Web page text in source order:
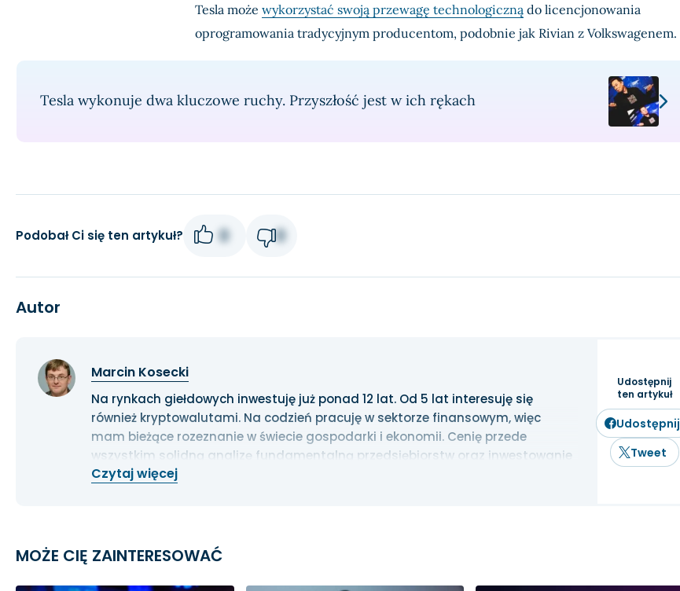
Tesla może wykorzystać swoją przewagę technologiczną do licencjonowania
oprogramowania tradycyjnym producentom, podobnie jak Rivian z Volkswagenem.
Tesla wykonuje dwa kluczowe ruchy. Przyszłość jest w ich rękach
Podobał Ci się ten artykuł? 0 0
Autor
Marcin Kosecki
Na rynkach giełdowych inwestuję już ponad 12 lat. Od 5 lat interesuję się
również kryptowalutami. Na codzień pracuję w sektorze finansowym, więc
mam bieżące rozeznanie w świecie gospodarki i ekonomii. Cenię przede
wszystkim solidną analizę fundamentalną przedsiębiorstw oraz inwestowanie
długoterminowe.
Czytaj więcej
Udostępnij
ten artykuł
Udostępnij
Tweet
MOŻE CIĘ ZAINTERESOWAĆ